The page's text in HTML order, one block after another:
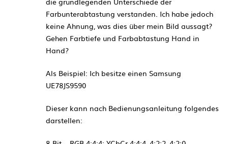
Farbunterabtastung verstanden. Ich habe jedoch
keine Ahnung, was dies über mein Bild aussagt?
Gehen Farbtiefe und Farbabtastung Hand in
Hand?
Als Beispiel: Ich besitze einen Samsung
UE78JS9590
Dieser kann nach Bedienungsanleitung folgendes
darstellen: